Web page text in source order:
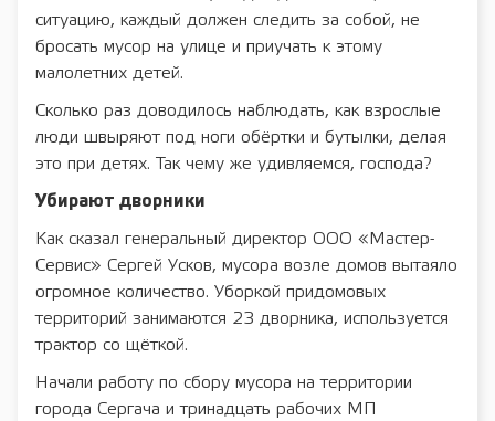
ситуацию, каждый должен следить за собой, не
бросать мусор на улице и приучать к этому
малолетних детей.
Сколько раз доводилось наблюдать, как взрослые
люди швыряют под ноги обёртки и бутылки, делая
это при детях. Так чему же удивляемся, господа?
Убирают дворники
Как сказал генеральный директор ООО «Мастер-
Сервис» Сергей Усков, мусора возле домов вытаяло
огромное количество. Уборкой придомовых
территорий занимаются 23 дворника, используется
трактор со щёткой.
Начали работу по сбору мусора на территории
города Сергача и тринадцать рабочих МП